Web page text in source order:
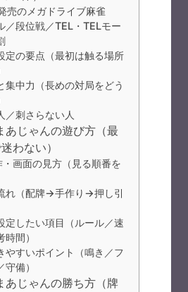
売のメガドライブ麻雀
／段位戦／TEL・TELモー
定の要点（最初は触る場所
集中力（長めの対局をどう
／刺さらない人
あじゃんの遊び方（最
わない）
・画面の見方（見る順番を
れ（配牌→手作り→押し引
定したい項目（ルール／速
時間）
やすいポイント（鳴き／フ
守備）
あじゃんの勝ち方（牌